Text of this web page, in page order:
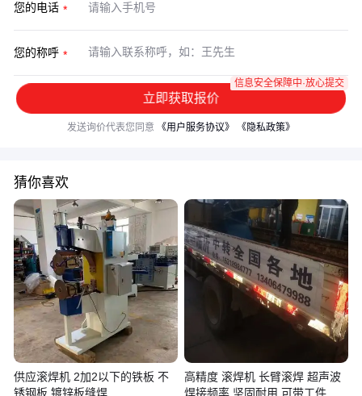
您的电话
您的称呼
立即获取报价
信息安全保障中·放心提交
发送询价代表您同意 《用户服务协议》 《隐私政策》
猜你喜欢
供应滚焊机 2加2以下的铁板 不
锈钢板 镀锌板缝焊
高精度 滚焊机 长臂滚焊 超声波
焊接频率 坚固耐用 可带工件试